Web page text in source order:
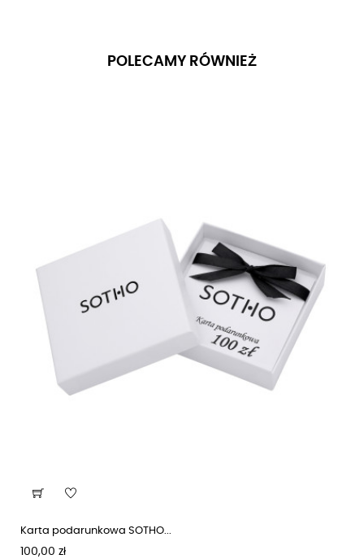
POLECAMY RÓWNIEŻ
Karta podarunkowa SOTHO...
Cena
100,00 zł